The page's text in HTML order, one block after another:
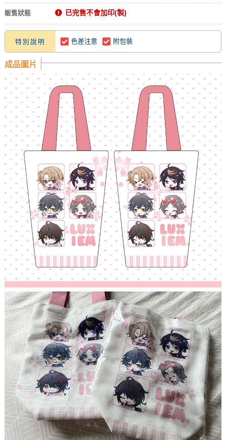
販售狀態 已完售不會加印(製)
特別說明 色差注意 附包裝
成品圖片